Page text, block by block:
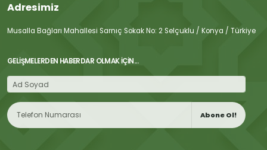
Adresimiz
Musalla Bağları Mahallesi Sarnıç Sokak No: 2 Selçuklu / Konya / Türkiye
GELIŞMELERDEN HABERDAR OLMAK İÇIN...
Abone Ol!